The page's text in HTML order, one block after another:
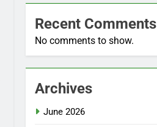
Recent Comments
No comments to show.
Archives
June 2026